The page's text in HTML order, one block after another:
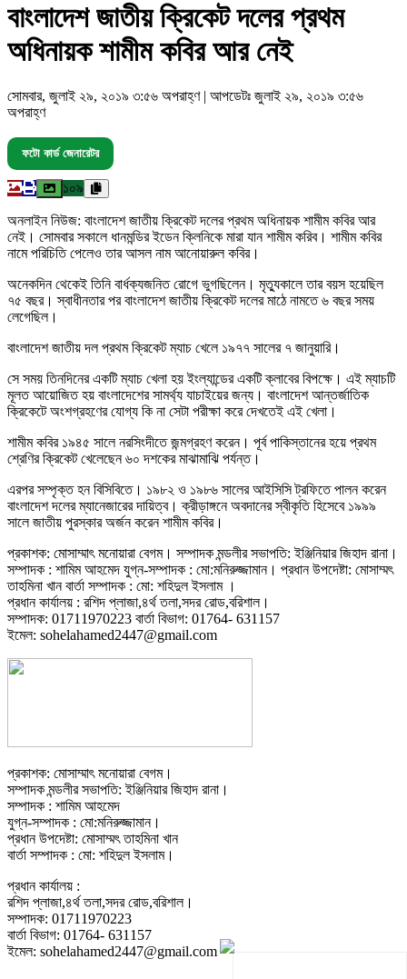
বাংলাদেশ জাতীয় ক্রিকেট দলের প্রথম
অধিনায়ক শামীম কবির আর নেই
সোমবার, জুলাই ২৯, ২০১৯ ৩:৫৬ অপরাহ্ণ | আপডেটঃ জুলাই ২৯, ২০১৯ ৩:৫৬
অপরাহ্ণ
ফটো কার্ড জেনারেটর
১০৯
অনলাইন নিউজ: বাংলাদেশ জাতীয় ক্রিকেট দলের প্রথম অধিনায়ক শামীম কবির আর
নেই। সোমবার সকালে ধানমন্ডির ইডেন ক্লিনিকে মারা যান শামীম করিব। শামীম কবির
নামে পরিচিতি পেলেও তার আসল নাম আনোয়ারুল কবির।
অনেকদিন থেকেই তিনি বার্ধক্যজনিত রোগে ভুগছিলেন। মৃত্যুকালে তার বয়স হয়েছিল
৭৫ বছর। স্বাধীনতার পর বাংলাদেশ জাতীয় ক্রিকেট দলের মাঠে নামতে ৬ বছর সময়
লেগেছিল।
বাংলাদেশ জাতীয় দল প্রথম ক্রিকেট ম্যাচ খেলে ১৯৭৭ সালের ৭ জানুয়ারি।
সে সময় তিনদিনের একটি ম্যাচ খেলা হয় ইংল্যান্ডের একটি ক্লাবের বিপক্ষে। এই ম্যাচটি
মূলত আয়োজিত হয় বাংলাদেশের সামর্থ্য যাচাইয়ের জন্য। বাংলাদেশ আন্তর্জাতিক
ক্রিকেটে অংশগ্রহণের যোগ্য কি না সেটা পরীক্ষা করে দেখতেই এই খেলা।
শামীম কবির ১৯৪৫ সালে নরসিংদীতে জন্মগ্রহণ করেন। পূর্ব পাকিস্তানের হয়ে প্রথম
শ্রেণির ক্রিকেট খেলেছেন ৬০ দশকের মাঝামাঝি পর্যন্ত।
এরপর সম্পৃক্ত হন বিসিবিতে। ১৯৮২ ও ১৯৮৬ সালের আইসিসি ট্রফিতে পালন করেন
বাংলাদেশ দলের ম্যানেজারের দায়িত্ব। ক্রীড়াঙ্গনে অবদানের স্বীকৃতি হিসেবে ১৯৯৯
সালে জাতীয় পুরস্কার অর্জন করেন শামীম কবির।
প্রকাশক: মোসাম্মাৎ মনোয়ারা বেগম। সম্পাদক মন্ডলীর সভাপতি: ইঞ্জিনিয়ার জিহাদ রানা।
সম্পাদক : শামিম আহমেদ যুগ্ন-সম্পাদক : মো:মনিরুজ্জামান। প্রধান উপদেষ্টা: মোসাম্মৎ
তাহমিনা খান বার্তা সম্পাদক : মো: শহিদুল ইসলাম ।
প্রধান কার্যালয় : রশিদ প্লাজা,৪র্থ তলা,সদর রোড,বরিশাল।
সম্পাদক: 01711970223 বার্তা বিভাগ: 01764- 631157
ইমেল: sohelahamed2447@gmail.com
প্রকাশক: মোসাম্মাৎ মনোয়ারা বেগম।
সম্পাদক মন্ডলীর সভাপতি: ইঞ্জিনিয়ার জিহাদ রানা।
সম্পাদক : শামিম আহমেদ
যুগ্ন-সম্পাদক : মো:মনিরুজ্জামান।
প্রধান উপদেষ্টা: মোসাম্মৎ তাহমিনা খান
বার্তা সম্পাদক : মো: শহিদুল ইসলাম।
প্রধান কার্যালয় :
রশিদ প্লাজা,৪র্থ তলা,সদর রোড,বরিশাল।
সম্পাদক: 01711970223
বার্তা বিভাগ: 01764- 631157
ইমেল: sohelahamed2447@gmail.com